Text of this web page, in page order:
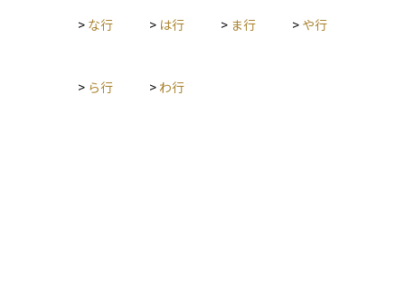
> な行 > は行 > ま行 > や行
> ら行 > わ行